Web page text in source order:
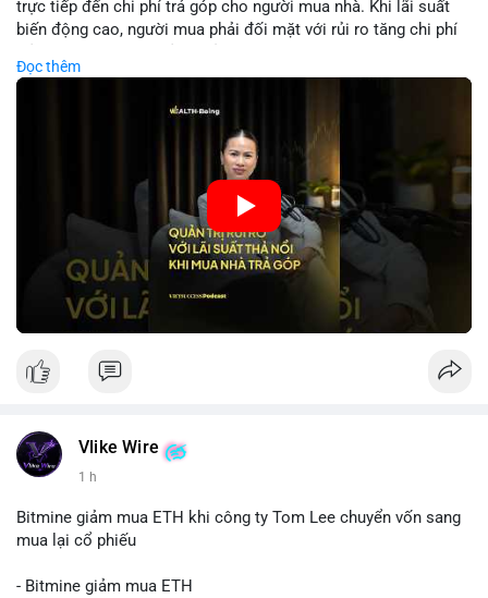
trực tiếp đến chi phí trả góp cho người mua nhà. Khi lãi suất
biến động cao, người mua phải đối mặt với rủi ro tăng chi phí
hướng lãi suất, lựa chọn sản phẩm trả góp có tính bảo hiểm,
đầu tư cần theo dõi chính sách tiền tệ để đưa ra quyết định
🎥 Xem video trực tiếp tại:
Nguồn: VIETSUCCESS
Đọc thêm
Vlike Wire
1 h
Bitmine giảm mua ETH khi công ty Tom Lee chuyển vốn sang
mua lại cổ phiếu
- Bitmine giảm mua ETH